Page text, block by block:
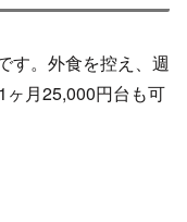
す。外食を控え、週
ヶ月25,000円台も可